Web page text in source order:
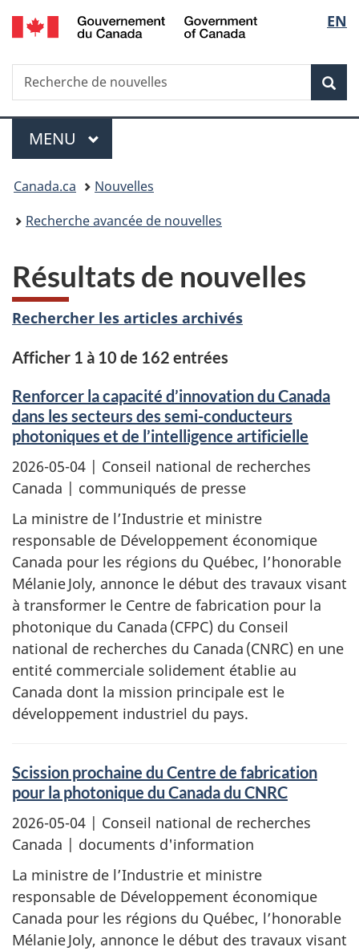
Passer
au
Passer
à
du
Passer
à
simplifiée
de
la
EN
Recherche
Recherche
de
Menu
MENU PRINCIPAL
Vous
êtes
Canada.ca
Nouvelles
Recherche avancée de nouvelles
Résultats de nouvelles
Rechercher les articles archivés
Afficher 1 à 10 de 162 entrées
Renforcer la capacité d’innovation du Canada
dans les secteurs des semi-conducteurs
photoniques et de l’intelligence artificielle
2026-05-04 | Conseil national de recherches
Canada | communiqués de presse
La ministre de l’Industrie et ministre
responsable de Développement économique
Canada pour les régions du Québec, l’honorable
Mélanie Joly, annonce le début des travaux visant
à transformer le Centre de fabrication pour la
photonique du Canada (CFPC) du Conseil
national de recherches du Canada (CNRC) en une
entité commerciale solidement établie au
Canada dont la mission principale est le
développement industriel du pays.
Scission prochaine du Centre de fabrication
pour la photonique du Canada du CNRC
2026-05-04 | Conseil national de recherches
Canada | documents d'information
La ministre de l’Industrie et ministre
responsable de Développement économique
Canada pour les régions du Québec, l’honorable
Mélanie Joly, annonce le début des travaux visant